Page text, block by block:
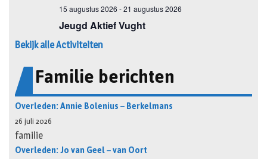
Bekijk alle Activiteiten
Familie berichten
Overleden: Annie Bolenius – Berkelmans
26 juli 2026
familie
Overleden: Jo van Geel – van Oort